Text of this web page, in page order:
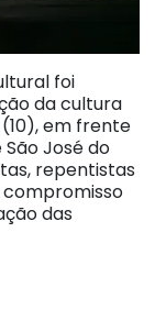
foi
da cultura
em frente
José do
repentistas
das